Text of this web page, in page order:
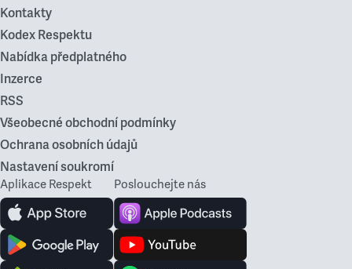
Kontakty
Kodex Respektu
Nabídka předplatného
Inzerce
RSS
Všeobecné obchodní podmínky
Ochrana osobních údajů
Nastavení soukromí
Aplikace Respekt Poslouchejte nás